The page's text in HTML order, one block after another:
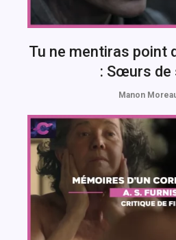
Tu ne mentiras point
: Sœurs de
Manon